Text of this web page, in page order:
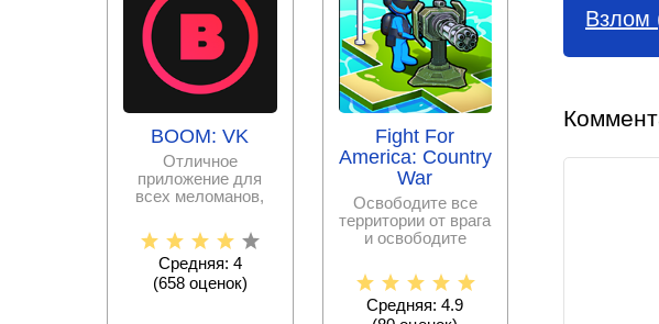
Взлом
BOOM: VK
Отличное
приложение для
всех меломанов,
популярной
социальной сети
Средняя: 4
(658оценок)
Fight For
America: Country
War
Освободите все
территории от врага
и освободите
готовы к тому, что
Средняя: 4.9